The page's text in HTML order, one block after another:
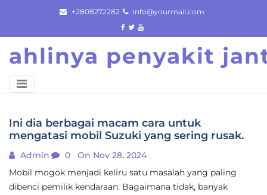
content
+2808272282 info@yourmail.com
ahlinya penyakit
Ini dia berbagai macam cara untuk
mengatasi mobil Suzuki yang sering rusak.
Admin 0
On Nov 28, 2024
Mobil mogok menjadi keliru satu masalah yang paling
dibenci pemilik kendaraan. Bagaimana tidak, banyak